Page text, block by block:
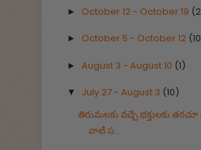
► October 12 - October 19
► October 5 - October 12
► August 3 - August 10 (1)
▼ July 27 - August 3 (10)
తిరుమలకు వచ్చే భక్తులకు తరచూ
వాటి స...